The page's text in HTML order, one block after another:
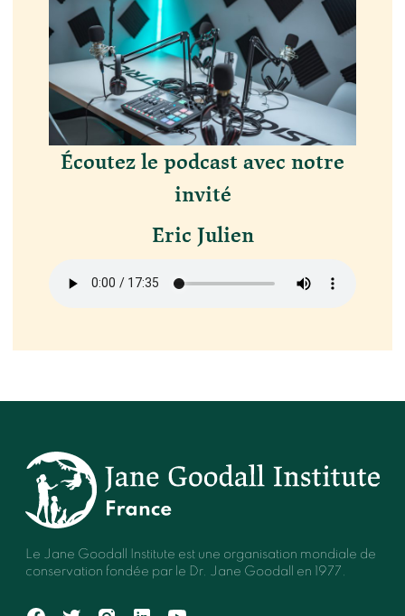
Écoutez le podcast avec notre
invité
Eric Julien
Le Jane Goodall Institute est une organisation mondiale de
conservation fondée par le Dr. Jane Goodall en 1977.